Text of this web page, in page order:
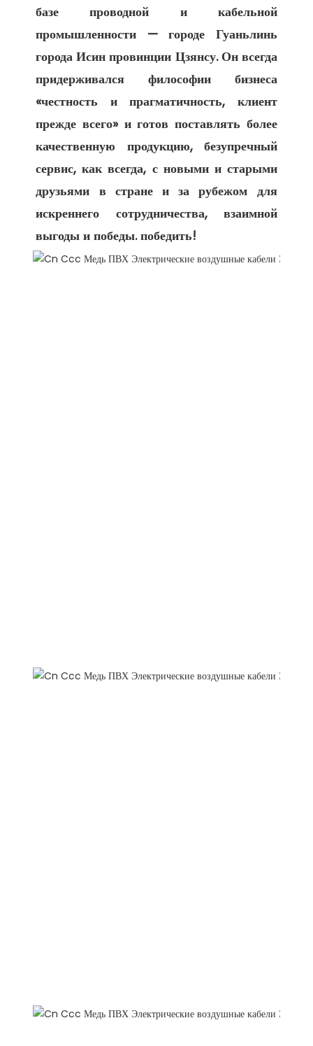
базе проводной и кабельной
промышленности — городе Гуаньлинь
города Исин провинции Цзянсу. Он всегда
придерживался философии бизнеса
«честность и прагматичность, клиент
прежде всего» и готов поставлять более
качественную продукцию, безупречный
сервис, как всегда, с новыми и старыми
друзьями в стране и за рубежом для
искреннего сотрудничества, взаимной